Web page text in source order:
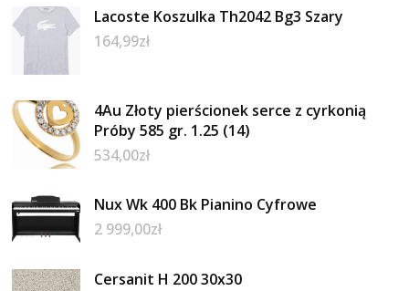
Lacoste Koszulka Th2042 Bg3 Szary
164,99zł
4Au Złoty pierścionek serce z cyrkonią
Próby 585 gr. 1.25 (14)
534,00zł
Nux Wk 400 Bk Pianino Cyfrowe
2 999,00zł
Cersanit H 200 30x30